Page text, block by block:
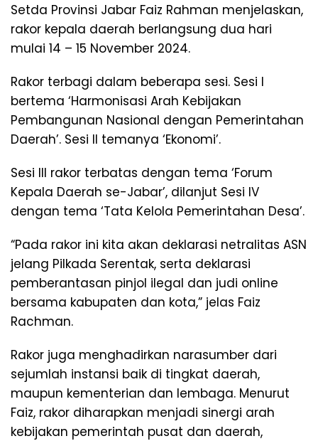
Setda Provinsi Jabar Faiz Rahman menjelaskan,
rakor kepala daerah berlangsung dua hari
mulai 14 – 15 November 2024.
Rakor terbagi dalam beberapa sesi. Sesi I
bertema ‘Harmonisasi Arah Kebijakan
Pembangunan Nasional dengan Pemerintahan
Daerah’. Sesi II temanya ‘Ekonomi’.
Sesi III rakor terbatas dengan tema ‘Forum
Kepala Daerah se-Jabar’, dilanjut Sesi IV
dengan tema ‘Tata Kelola Pemerintahan Desa’.
“Pada rakor ini kita akan deklarasi netralitas ASN
jelang Pilkada Serentak, serta deklarasi
pemberantasan pinjol ilegal dan judi online
bersama kabupaten dan kota,” jelas Faiz
Rachman.
Rakor juga menghadirkan narasumber dari
sejumlah instansi baik di tingkat daerah,
maupun kementerian dan lembaga. Menurut
Faiz, rakor diharapkan menjadi sinergi arah
kebijakan pemerintah pusat dan daerah,